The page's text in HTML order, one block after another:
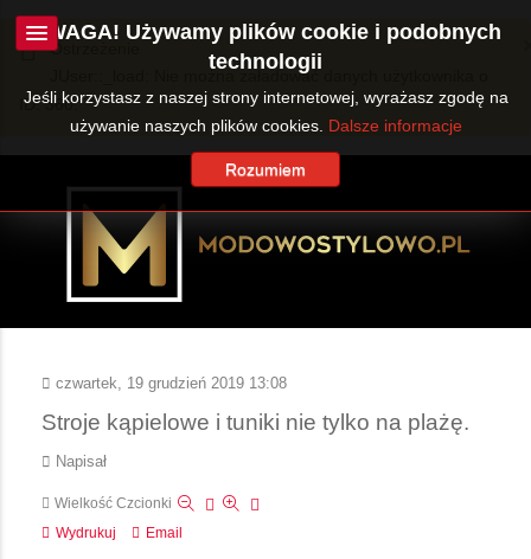
Ostrzeżenie
JUser::_load: Nie można załadować danych użytkownika o
ID: 360.
czwartek, 19 grudzień 2019 13:08
Stroje kąpielowe i tuniki nie tylko na plażę.
Napisał
Wielkość Czcionki
Wydrukuj
Email
UWAGA! Używamy plików cookie i podobnych
technologii
Jeśli korzystasz z naszej strony internetowej, wyrażasz zgodę na
używanie naszych plików cookies. Dalsze informacje
Rozumiem